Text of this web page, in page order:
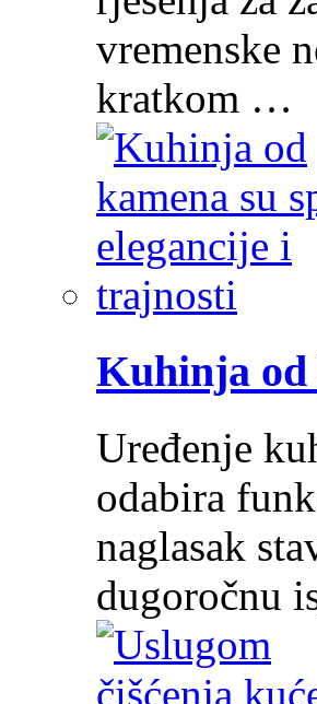
vremenske
kratkom …
Kuhinja od
Uređenje
odabira
naglasak
dugoročnu